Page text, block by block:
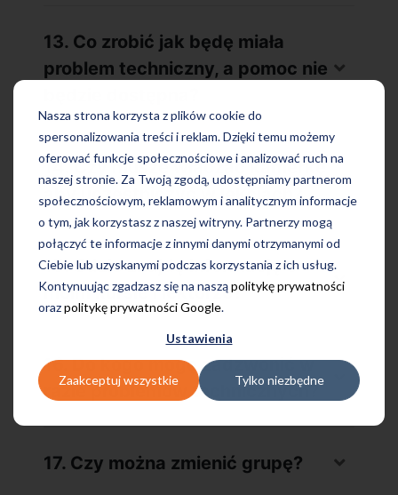
Nasza strona korzysta z plików cookie do
spersonalizowania treści i reklam. Dzięki temu możemy
oferować funkcje społecznościowe i analizować ruch na
naszej stronie. Za Twoją zgodą, udostępniamy partnerom
społecznościowym, reklamowym i analitycznym informacje
o tym, jak korzystasz z naszej witryny. Partnerzy mogą
połączyć te informacje z innymi danymi otrzymanymi od
Ciebie lub uzyskanymi podczas korzystania z ich usług.
Kontynuując zgadzasz się na nasząpolitykę prywatności
orazpolitykę prywatności Google.
Ustawienia
Zaakceptuj wszystkie Tylko niezbędne
13. Co zrobić jak będę miała
problem techniczny, a pomoc nie
14. Czy muszę włączać kamerkę
aby uczestniczyć w lekcjach?
15. Gdzie znajdę informację o
moim kursie i lektorze?
16. Do kogo mogę zadzwonić w
razie problemów technicznych?
17. Czy można zmienić grupę?